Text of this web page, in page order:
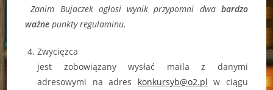
Zanim Bujaczek ogłosi wynik przypomni dwa bardzo
ważnepunkty regulaminu.
Zwycięzca
jest zobowiązany wysłać maila z danymi
adresowymi na adres konkursyb@o2.pl w ciągu